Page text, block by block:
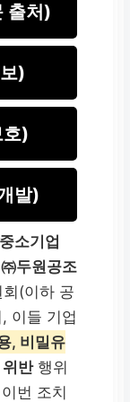
출처)
)
)
발)
중소기업
㈜두원공조
(이하 공
이들 기업
, 비밀유
위반행위
번 조치